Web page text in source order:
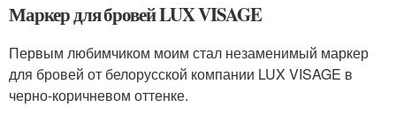
Маркер для бровей LUX VISAGE
Первым любимчиком моим стал незаменимый маркер
для бровей от белорусской компании LUX VISAGE в
черно-коричневом оттенке.